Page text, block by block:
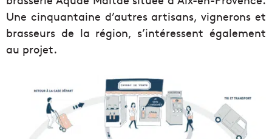
Une cinquantaine d’autres artisans, vignerons et
brasseurs de la région, s’intéressent également
au projet.